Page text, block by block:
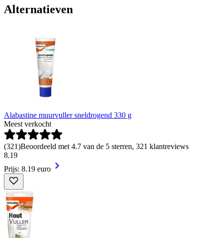
Alternatieven
Alabastine muurvuller sneldrogend 330 g
Meest verkocht
(321)Beoordeeld met 4.7 van de 5 sterren, 321 klantreviews
8.19
Prijs: 8.19 euro